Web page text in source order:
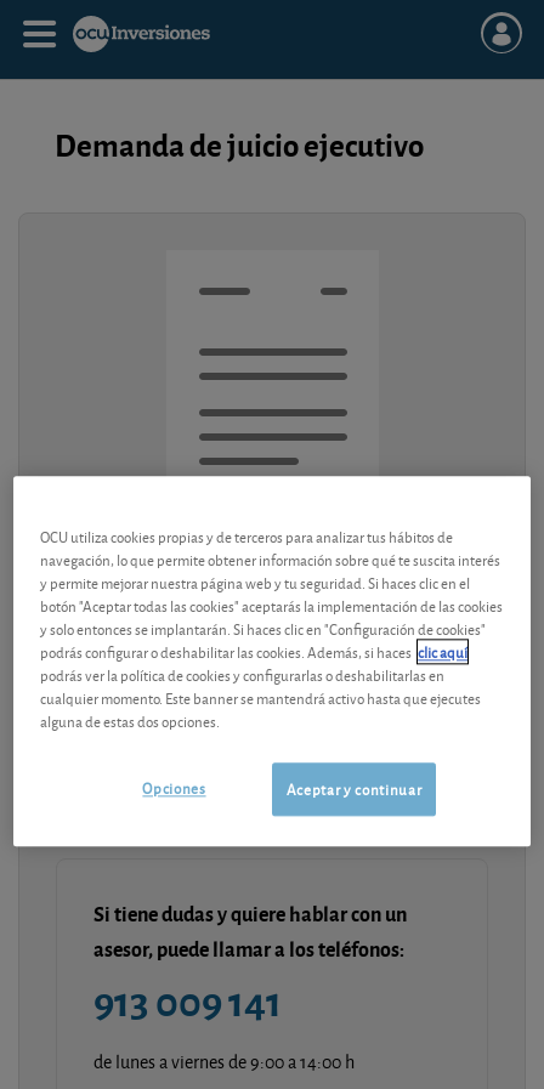
Demanda de juicio ejecutivo
Modelo de documentos
Última actualización-lunes, 30 de septiembre de 2019
Contenido premium
Si tiene dudas y quiere hablar con un
asesor, puede llamar a los teléfonos:
913 009 141
de lunes a viernes de 9:00 a 14:00 h
OCU utiliza cookies propias y de terceros para analizar tus hábitos de
navegación, lo que permite obtener información sobre qué te suscita interés
y permite mejorar nuestra página web y tu seguridad. Si haces clic en el
botón "Aceptar todas las cookies" aceptarás la implementación de las cookies
y solo entonces se implantarán. Si haces clic en "Configuración de cookies"
podrás configurar o deshabilitar las cookies. Además, si haces clic aquí
podrás ver la política de cookies y configurarlas o deshabilitarlas en
cualquier momento. Este banner se mantendrá activo hasta que ejecutes
alguna de estas dos opciones.
Aceptar y continuar
Opciones